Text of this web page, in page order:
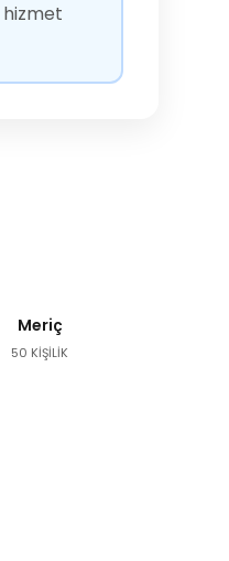
hizmet
Meriç
50 KİŞİLİK